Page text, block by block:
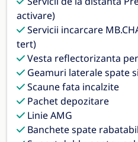
activare)
Servicii incarcare
tert)
Vesta reflectorizanta
Geamuri laterale spate
Scaune fata incalzite
Pachet depozitare
Linie AMG
Banchete spate